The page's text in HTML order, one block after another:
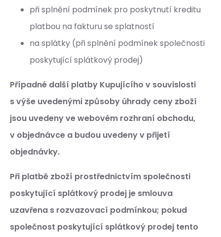
při splnění podmínek pro poskytnutí kreditu
platbou na fakturu se splatností
na splátky (při splnění podmínek společnosti
poskytující splátkový prodej)
Případné další platby Kupujícího v souvislosti
s výše uvedenými způsoby úhrady ceny zboží
jsou uvedeny ve webovém rozhraní obchodu,
v objednávce a budou uvedeny v přijetí
objednávky.
Při platbě zboží prostřednictvím společnosti
poskytující splátkový prodej je smlouva
uzavřena s rozvazovací podmínkou; pokud
společnost poskytující splátkový prodej tento